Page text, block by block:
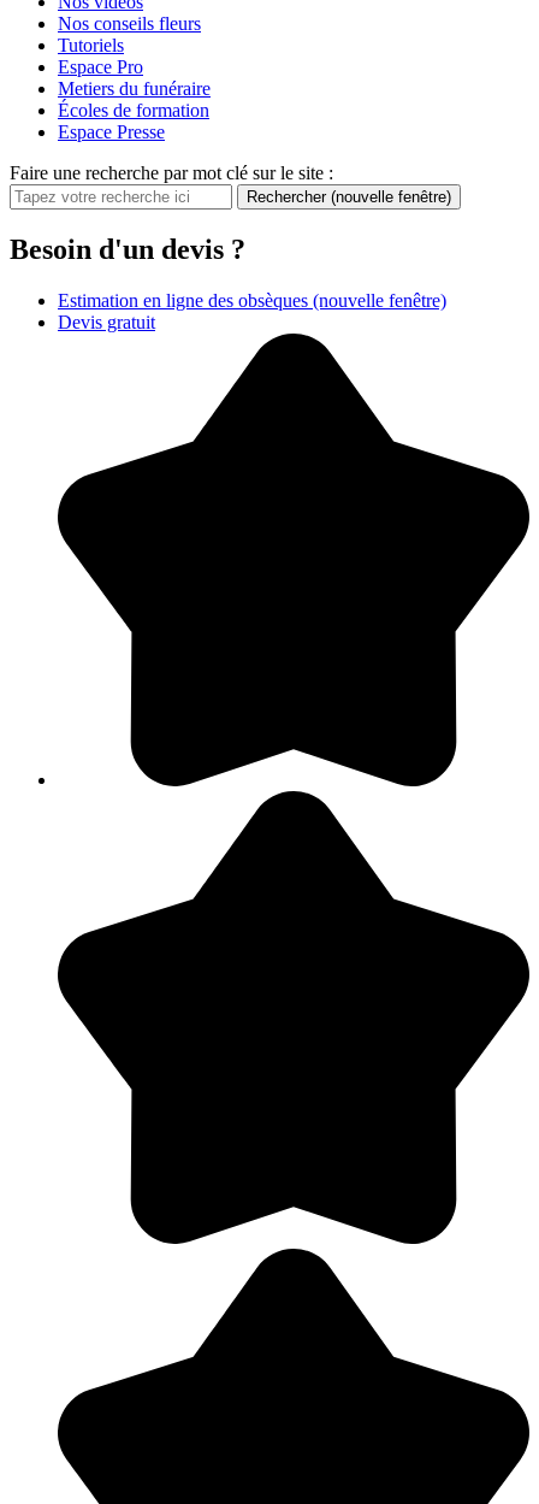
Nos conseils fleurs
Tutoriels
Espace Pro
Metiers du funéraire
Écoles de formation
Espace Presse
Faire une recherche par mot clé sur le site :
Rechercher (nouvelle fenêtre)
Besoin d'un devis ?
Estimation en ligne des obsèques (nouvelle fenêtre)
Devis gratuit